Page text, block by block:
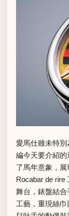
愛馬仕雖未特
編今天要介紹
了馬年意象，
Rocabar de rire
舞台，錶盤結
工藝，重現絲